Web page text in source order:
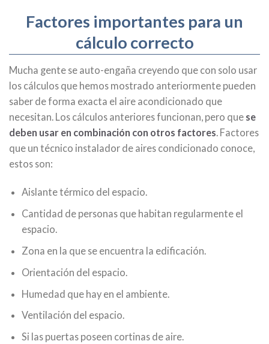
Factores importantes para un
cálculo correcto
Mucha gente se auto-engaña creyendo que con solo usar
los cálculos que hemos mostrado anteriormente pueden
saber de forma exacta el aire acondicionado que
necesitan. Los cálculos anteriores funcionan, pero que se
deben usar en combinación con otros factores. Factores
que un técnico instalador de aires condicionado conoce,
estos son:
Aislante térmico del espacio.
Cantidad de personas que habitan regularmente el
espacio.
Zona en la que se encuentra la edificación.
Orientación del espacio.
Humedad que hay en el ambiente.
Ventilación del espacio.
Si las puertas poseen cortinas de aire.